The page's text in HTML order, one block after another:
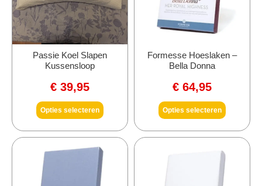
Passie Koel Slapen
Kussensloop
€ 39,95
Opties selecteren
Formesse Hoeslaken –
Bella Donna
€ 64,95
Opties selecteren